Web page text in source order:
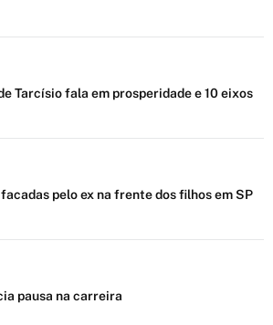
Tarcísio fala em prosperidade e 10 eixos
pelo ex na frente dos filhos em SP
pausa na carreira